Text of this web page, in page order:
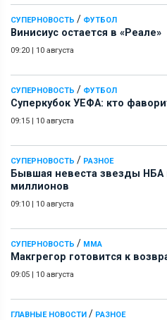
СУПЕРНОВОСТЬ / ФУТБОЛ
Винисиус остается в «Реале»
09:20 | 10 августа
СУПЕРНОВОСТЬ / ФУТБОЛ
Суперкубок УЕФА: кто
09:15 | 10 августа
СУПЕРНОВОСТЬ / РАЗНОЕ
Бывшая невеста звезды НБА
миллионов
09:10 | 10 августа
СУПЕРНОВОСТЬ / ММА
Макгрегор готовится к
09:05 | 10 августа
ГЛАВНЫЕ НОВОСТИ / РАЗНОЕ